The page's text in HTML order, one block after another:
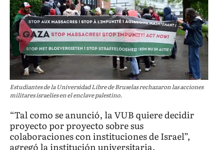
Estudiantes de la Universidad Libre de Bruselas rechazaron las acciones
militares israelíes en el enclave palestino.
“Tal como se anunció, la VUB quiere decidir
proyecto por proyecto sobre sus
colaboraciones con instituciones de Israel”,
agregó la institución universitaria.